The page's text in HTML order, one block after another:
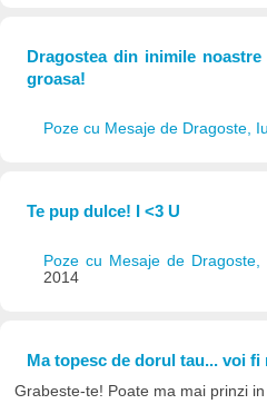
Dragostea din inimile
groasa!
Poze cu Mesaje de Dragoste,
Te pup dulce! I <3 U
Poze cu Mesaje de Dragoste,
2014
Ma topesc de dorul tau... voi
Grabeste-te! Poate ma mai prinzi